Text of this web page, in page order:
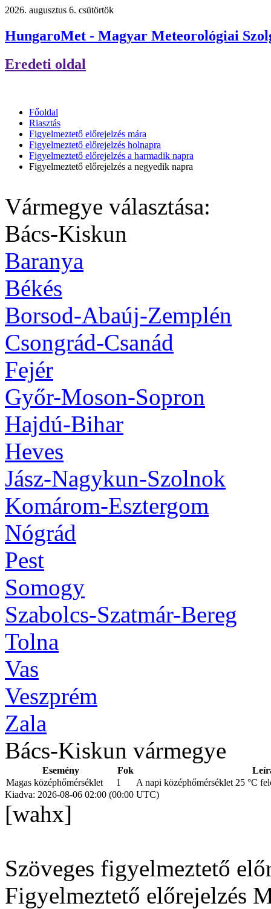
2026. augusztus 6. csütörtök
HungaroMet - Magyar Meteorológiai
Eredeti oldal
Főoldal
Riasztás
Figyelmeztető előrejelzés mára
Figyelmeztető előrejelzés holnapra
Figyelmeztető előrejelzés a harmadik napra
Figyelmeztető előrejelzés a negyedik napra
Vármegye választása:
Bács-Kiskun
Baranya
Békés
Borsod-Abaúj-Zemplén
Csongrád-Csanád
Fejér
Győr-Moson-Sopron
Hajdú-Bihar
Heves
Jász-Nagykun-Szolnok
Komárom-Esztergom
Nógrád
Pest
Somogy
Szabolcs-Szatmár-Bereg
Tolna
Vas
Veszprém
Zala
Bács-Kiskun vármegye
Esemény Fok
Magas középhőmérséklet
1
A napi középhőmérséklet 25 °C
Kiadva: 2026-08-06 02:00 (00:00 UTC)
[wahx]
Szöveges figyelmeztető
Figyelmeztető előrejelzés